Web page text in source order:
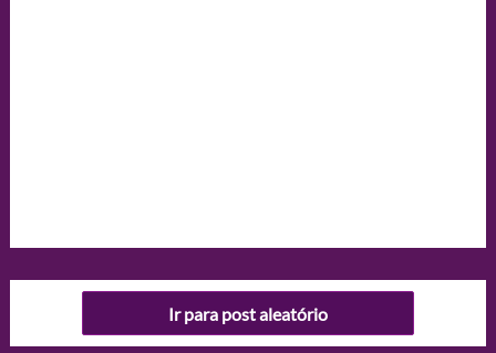
Ir para post aleatório